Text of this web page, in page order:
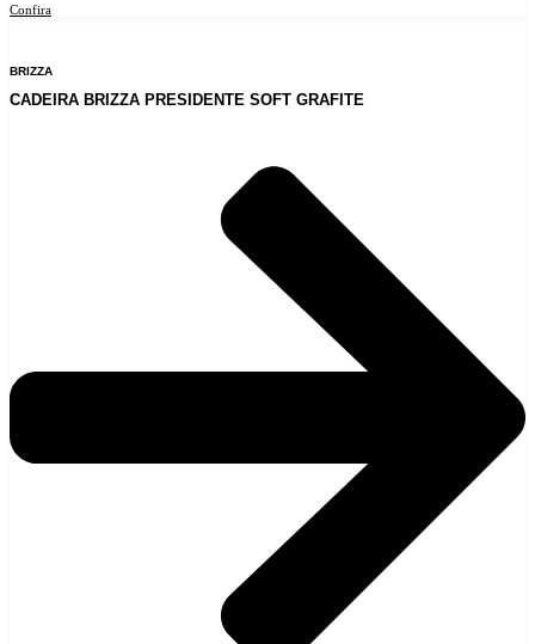
Confira
BRIZZA
CADEIRA BRIZZA PRESIDENTE SOFT GRAFITE